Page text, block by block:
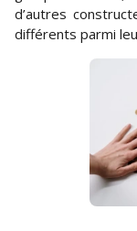
d’autres
différents parmi